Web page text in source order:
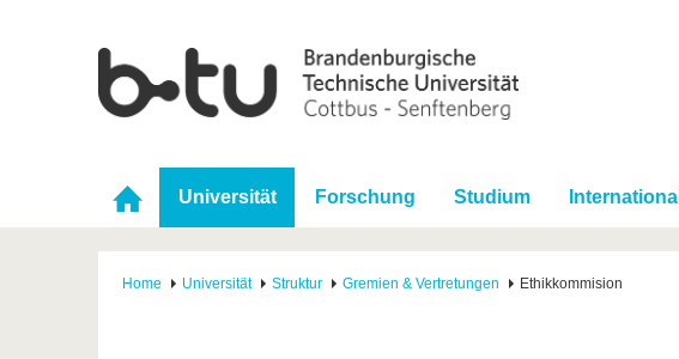
Universität Forschung Studium International
Home Universität Struktur Gremien & Vertretungen Ethikkommision